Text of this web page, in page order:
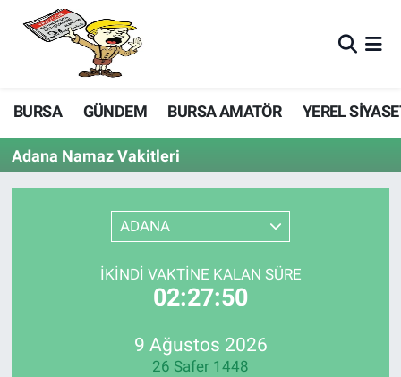
BURSA GÜNDEM BURSA AMATÖR YEREL
Adana Namaz Vakitleri
ADANA
İKINDI VAKTINE KALAN SÜRE
02:27:50
9 Ağustos 2026
26 Safer 1448